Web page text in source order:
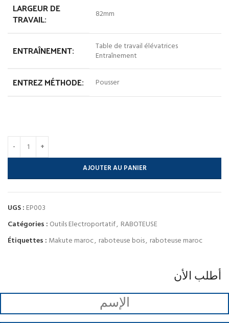
LARGEUR DE
TRAVAIL: 82mm
ENTRAÎNEMENT:
Table de travail élévatrices
Entraînement
ENTREZ MÉTHODE: Pousser
AJOUTER AU PANIER
UGS : EP003
Catégories : Outils Electroportatif, RABOTEUSE
Étiquettes : Makute maroc, raboteuse bois, raboteuse maroc
أطلب الأن